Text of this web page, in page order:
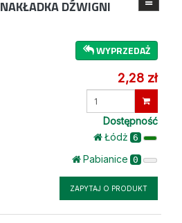
NAKŁADKA DŹWIGNI
WYPRZEDAŻ
2,28 zł
Dostępność
Łódż 6
Pabianice 0
ZAPYTAJ O PRODUKT